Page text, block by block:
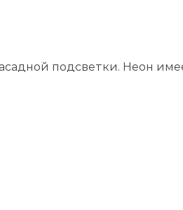
подсветки. Неон